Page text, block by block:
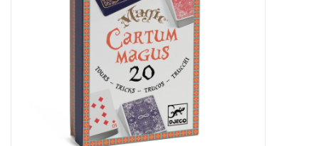
eten & drinken